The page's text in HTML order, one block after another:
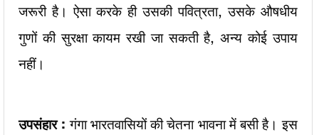
जरूरी है। ऐसा करके ही उसकी पवित्रता, उसके औषधीय
गुणों की सुरक्षा कायम रखी जा सकती है, अन्य कोई उपाय
नहीं।
उपसंहार : गंगा भारतवासियों की चेतना भावना में बसी है। इस